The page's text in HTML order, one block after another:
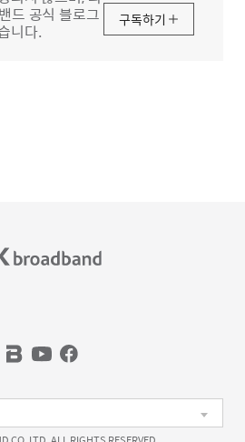
드 공식 블로그
니다.
구독하기